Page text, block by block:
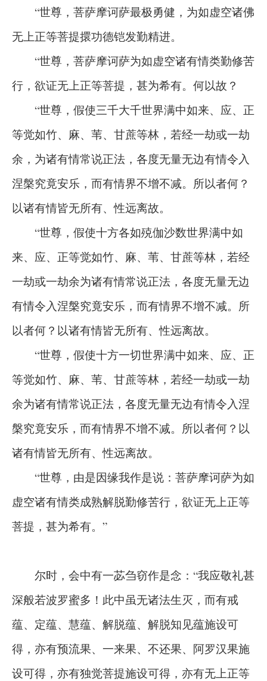
“世尊，菩萨摩诃萨最极勇健，为如虚空诸佛
无上正等菩提擐功德铠发勤精进。
“世尊，菩萨摩诃萨为如虚空诸有情类勤修苦
行，欲证无上正等菩提，甚为希有。何以故？
“世尊，假使三千大千世界满中如来、应、正
等觉如竹、麻、苇、甘蔗等林，若经一劫或一劫
余，为诸有情常说正法，各度无量无边有情令入
涅槃究竟安乐，而有情界不增不减。所以者何？
以诸有情皆无所有、性远离故。
“世尊，假使十方各如殑伽沙数世界满中如
来、应、正等觉如竹、麻、苇、甘蔗等林，若经
一劫或一劫余为诸有情常说正法，各度无量无边
有情令入涅槃究竟安乐，而有情界不增不减。所
以者何？以诸有情皆无所有、性远离故。
“世尊，假使十方一切世界满中如来、应、正
等觉如竹、麻、苇、甘蔗等林，若经一劫或一劫
余为诸有情常说正法，各度无量无边有情令入涅
槃究竟安乐，而有情界不增不减。所以者何？以
诸有情皆无所有、性远离故。
“世尊，由是因缘我作是说：菩萨摩诃萨为如
虚空诸有情类成熟解脱勤修苦行，欲证无上正等
菩提，甚为希有。”
尔时，会中有一苾刍窃作是念：“我应敬礼甚
深般若波罗蜜多！此中虽无诸法生灭，而有戒
蕴、定蕴、慧蕴、解脱蕴、解脱知见蕴施设可
得，亦有预流果、一来果、不还果、阿罗汉果施
设可得，亦有独觉菩提施设可得，亦有无上正等